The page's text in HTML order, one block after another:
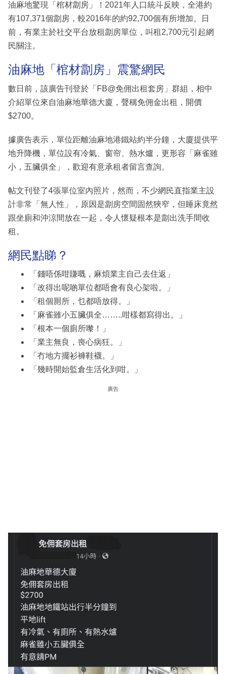
油麻地驚現「棺材劏房」！2021年人口統斗反映，全港約
有107,371個劏房，較2016年的約92,700個有所增加。日
前，有業主於社交平台放租劏房單位，叫租2,700元引起網
民關注。
油麻地「棺材劏房」震驚網民
數日前，該廣告刊登於「FB@免佣出租套房」群組，相中
介紹單位來自油麻地華德大廈，聲稱免佣金出租，開價
$2700。
據廣告表示，單位距離油麻地港鐵站約半分鐘，大廈提供平
地升降機，單位設有冷氣、窗帘、熱水爐，更形容「麻雀雖
小，五臟俱全」，歡迎有意承租者留言查詢。
帖文刊登了4張單位室內照片，然而，不少網民直指業主設
計非常「無人性」，原因是劏房空間固然狹窄，但睡床竟然
跟坐廁和沖涼間放在一起，令人懷疑根本是劏出洗手間收
租。
網民點睇？
「錢唔係咁賺嘅，麻煩業主自己去住返」
「改得出呢啲單位都唔會有良心架啦。」
「租個厠所，乜都唔放得。」
「麻雀雖小五臟俱全……..咁樣都寫得出。」
「根本一個廁所嚟！」
「業主無良，喪心病狂。」
「冇地方擺衫褲鞋襪。」
「幾時開始監倉生活化到咁。」
廣告